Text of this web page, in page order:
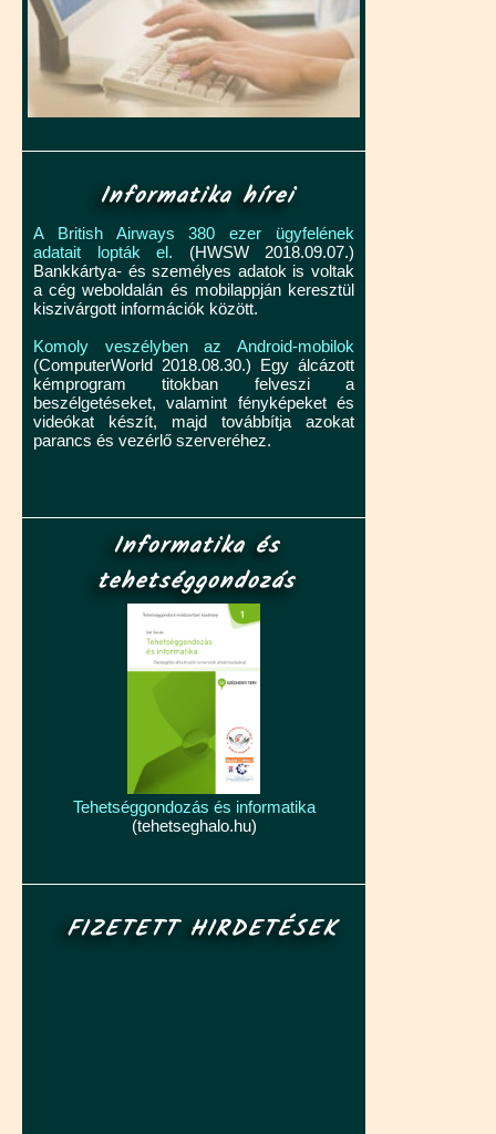
Informatika hírei
A British Airways 380 ezer ügyfelének
adatait lopták el. (HWSW 2018.09.07.)
Bankkártya- és személyes adatok is voltak
a cég weboldalán és mobilappján keresztül
kiszivárgott információk között.
Komoly veszélyben az Android-mobilok
(ComputerWorld 2018.08.30.) Egy álcázott
kémprogram titokban felveszi a
beszélgetéseket, valamint fényképeket és
videókat készít, majd továbbítja azokat
parancs és vezérlő szerveréhez.
Informatika és
tehetséggondozás
Tehetséggondozás és informatika
(tehetseghalo.hu)
FIZETETT HIRDETÉSEK